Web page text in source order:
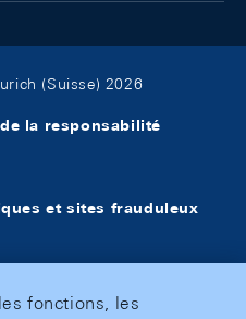
(Suisse) 2026
la responsabilité
et sites frauduleux
fonctions, les